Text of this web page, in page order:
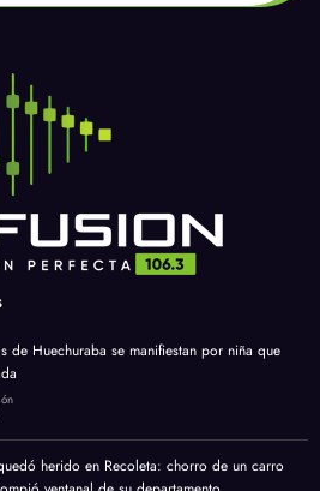
de Huechuraba se manifiestan por niña que
herido en Recoleta: chorro de un carro